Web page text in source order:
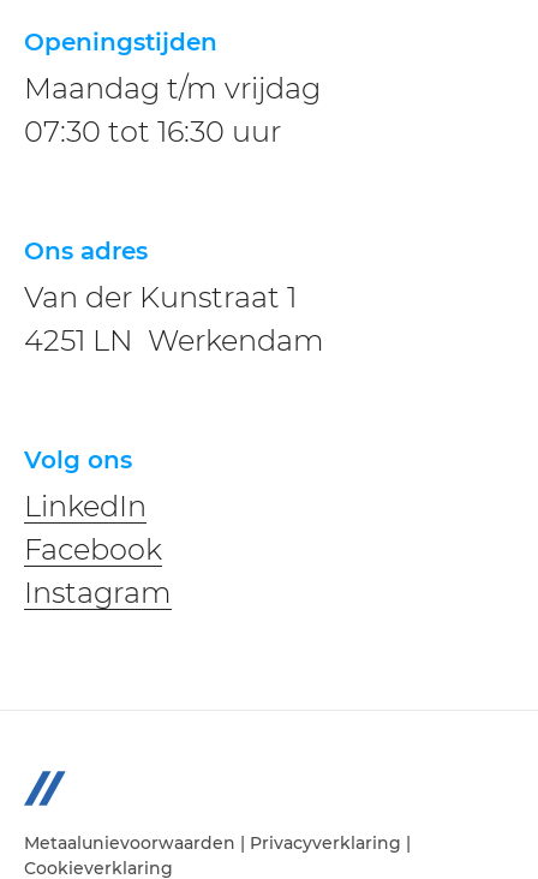
Ons adres
Van der Kunstraat 1
4251 LN Werkendam
Openingstijden
Maandag t/m vrijdag
07:30 tot 16:30 uur
Volg ons
LinkedIn
Facebook
Instagram
Metaalunievoorwaarden | Privacyverklaring |
Cookieverklaring